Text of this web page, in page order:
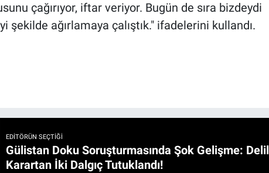
çağırıyor, iftar veriyor. Bugün de sıra bizdeydi
şekilde ağırlamaya çalıştık." ifadelerini kullandı.
EDITÖRÜN SEÇTIĞI
Gülistan Doku Soruşturmasında Şok Gelişme: Delil
Karartan İki Dalgıç Tutuklandı!